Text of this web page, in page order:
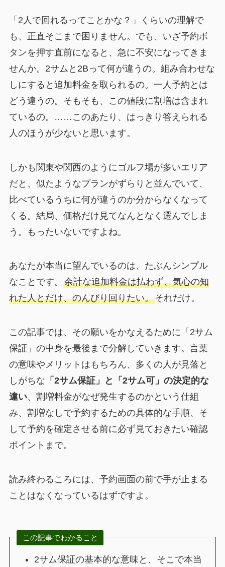
「2人で回れるってことかな？」くらいの理解で
も、正直そこまで困りません。でも、いざ予約ボ
タンを押す直前になると、急に不安になってきま
せんか。2サムと2Bって何が違うの。組み合わせな
しにすると追加料金を取られるの。一人予約とは
どう違うの。そもそも、この値段に割増は含まれ
ているの。……このあたり、はっきり答えられる
人のほうが少ないと思います。
しかも関東や関西のようにゴルフ場が多いエリア
だと、似たようなプランがずらりと並んでいて、
比べているうちに何が違うのか分からなくなって
くる。結局、価格だけ見てなんとなく選んでしま
う。もったいないですよね。
あなたが本当に望んでいるのは、たぶんシンプル
なことです。 余計な追加料金は払わず、気心の知
れた人とだけ、のんびり回りたい。それだけ。
この記事では、その願いをかなえるために「2サム
保証」の中身を最後まで分解していきます。言葉
の意味やメリットはもちろん、多くの人が見落と
しがちな 「2サム保証」と「2サム可」の決定的な
違い、割増料金がなぜ発生するのかという仕組
み、割増なしで予約するための具体的な手順、そ
して予約を確定させる前に必ず見ておきたい確認
ポイントまで。
読み終わるころには、予約画面の前で手が止まる
ことはなくなっているはずですよ。
この記事でわかること
2サム保証の基本的な意味と、そこで本当